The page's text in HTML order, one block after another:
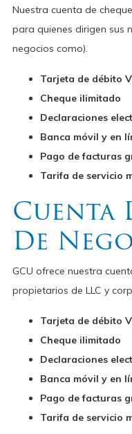
Nuestra cuenta de
para quienes dirigen sus
negocios como).
Tarjeta de débito
Cheque ilimitado
Declaraciones
Banca móvil y en
Pago de facturas
Tarifa de servicio
Cuenta
De
GCU ofrece nuestra
propietarios de LLC y
Tarjeta de débito
Cheque ilimitado
Declaraciones
Banca móvil y en
Pago de facturas
Tarifa de servicio